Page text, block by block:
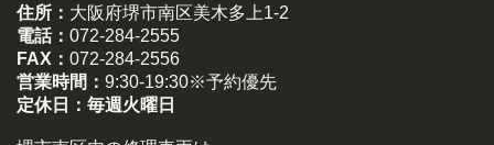
住所： 大阪府堺市南区美木多上1-2
電話： 072-284-2555
FAX： 072-284-2556
営業時間： 9:30-19:30※予約優先
定休日： 毎週火曜日